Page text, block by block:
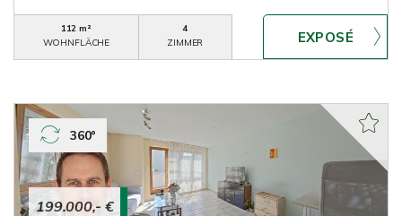
112 m²
WOHNFLÄCHE
4
ZIMMER
199.000,- €
360°